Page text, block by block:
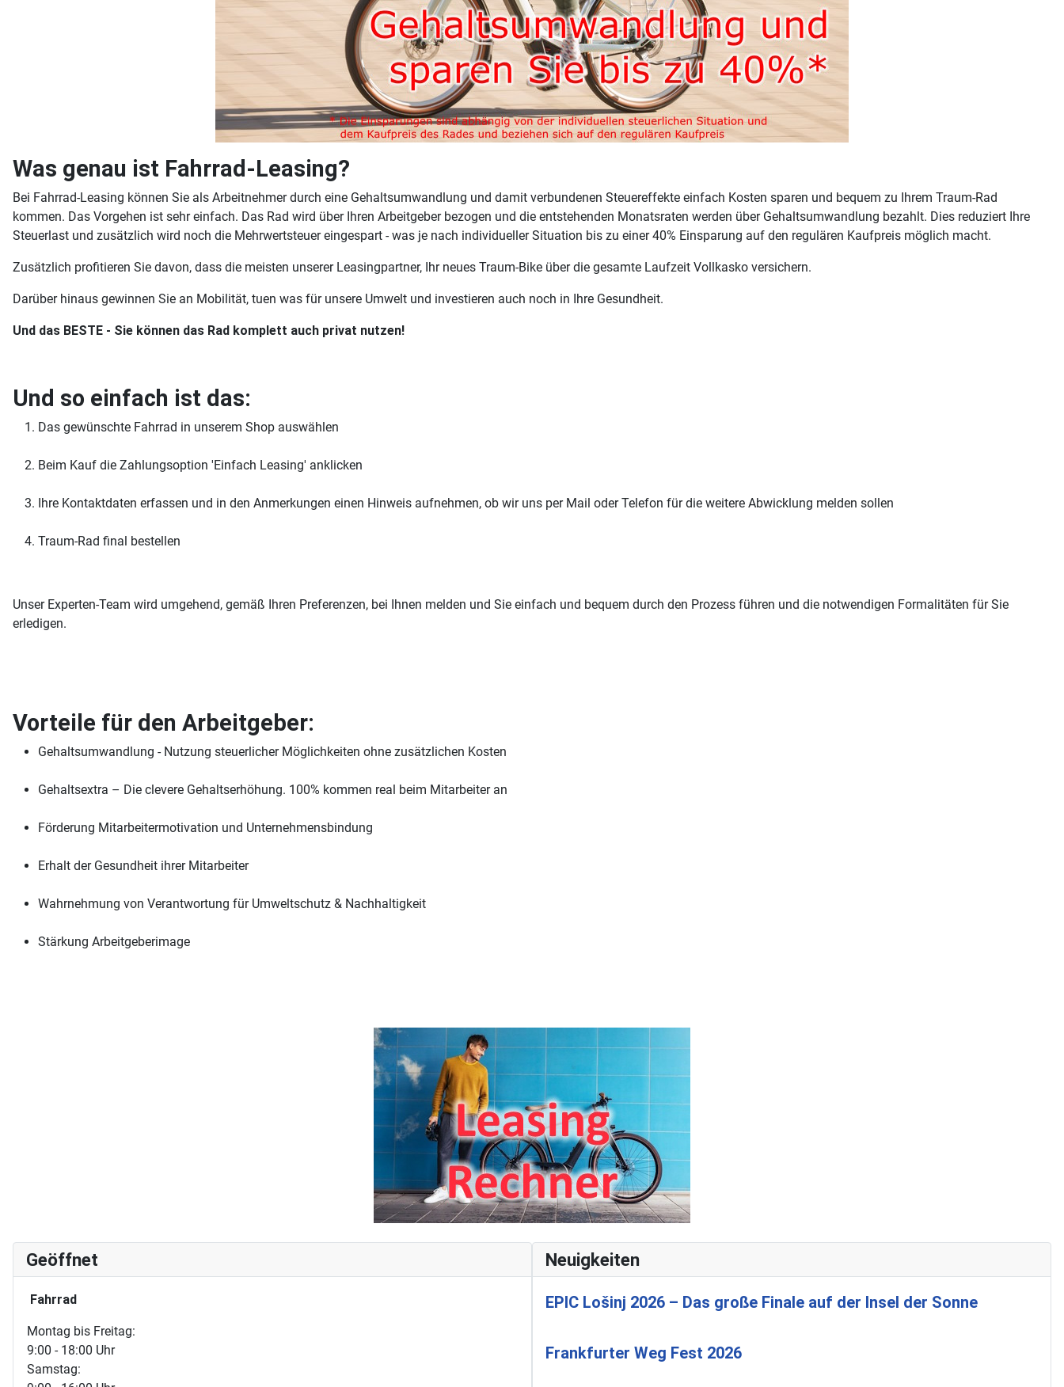
Was genau ist Fahrrad-Leasing?
Bei Fahrrad-Leasing können Sie als Arbeitnehmer durch eine Gehaltsumwandlung und damit verbundenen Steuereffekte einfach Kosten sparen und bequem zu Ihrem Traum-Rad
kommen. Das Vorgehen ist sehr einfach. Das Rad wird über Ihren Arbeitgeber bezogen und die entstehenden Monatsraten werden über Gehaltsumwandlung bezahlt. Dies reduziert Ihre
Steuerlast und zusätzlich wird noch die Mehrwertsteuer eingespart - was je nach individueller Situation bis zu einer 40% Einsparung auf den regulären Kaufpreis möglich macht.
Zusätzlich profitieren Sie davon, dass die meisten unserer Leasingpartner, Ihr neues Traum-Bike über die gesamte Laufzeit Vollkasko versichern.
Darüber hinaus gewinnen Sie an Mobilität, tuen was für unsere Umwelt und investieren auch noch in Ihre Gesundheit.
Und das BESTE - Sie können das Rad komplett auch privat nutzen!
Und so einfach ist das:
Das gewünschte Fahrrad in unserem Shop auswählen
Beim Kauf die Zahlungsoption 'Einfach Leasing' anklicken
Ihre Kontaktdaten erfassen und in den Anmerkungen einen Hinweis aufnehmen, ob wir uns per Mail oder Telefon für die weitere Abwicklung melden sollen
Traum-Rad final bestellen
Unser Experten-Team wird umgehend, gemäß Ihren Preferenzen, bei Ihnen melden und Sie einfach und bequem durch den Prozess führen und die notwendigen Formalitäten für Sie
erledigen.
Vorteile für den Arbeitgeber:
Gehaltsumwandlung - Nutzung steuerlicher Möglichkeiten ohne zusätzlichen Kosten
Gehaltsextra – Die clevere Gehaltserhöhung. 100% kommen real beim Mitarbeiter an
Förderung Mitarbeitermotivation und Unternehmensbindung
Erhalt der Gesundheit ihrer Mitarbeiter
Wahrnehmung von Verantwortung für Umweltschutz & Nachhaltigkeit
Stärkung Arbeitgeberimage
Geöffnet
Fahrrad
Montag bis Freitag:
9:00 - 18:00 Uhr
Samstag:
Neuigkeiten
EPIC Lošinj 2026 – Das große Finale auf der Insel der Sonne
Frankfurter Weg Fest 2026